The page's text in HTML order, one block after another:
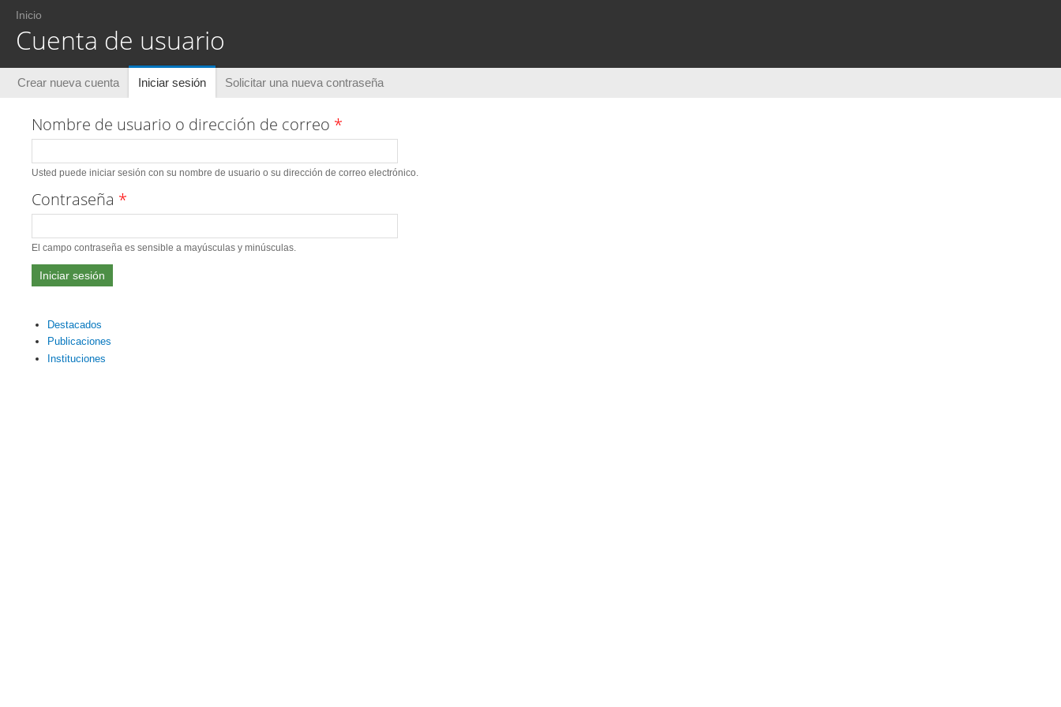
Usted está aquí
Inicio
Cuenta de usuario
Solapas principales
Crear nueva cuenta Iniciar sesión (solapa activa)
Solicitar una nueva contraseña
Nombre de usuario o dirección de correo *
Usted puede iniciar sesión con su nombre de usuario o su dirección de correo electrónico.
Contraseña *
El campo contraseña es sensible a mayúsculas y minúsculas.
Destacados
Publicaciones
Instituciones